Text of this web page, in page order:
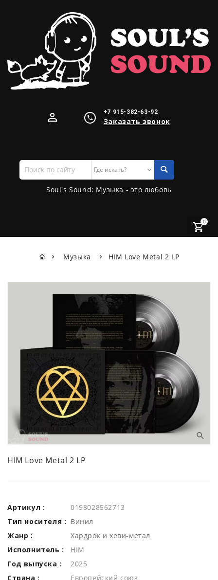
+7 915-382-63-92
Заказать звонок
Поиск
по
сайту
Soul's Sound: Музыка - это любовь
0
Музыка HIM Love Metal 2 LP
HIM Love Metal 2 LP
Артикул :
0198028562713
Тип носителя : Винил
Жанр :
Хардрок и хеви-метал
Исполнитель :
HIM
Год выпуска :
2025
Страна :
Европейский союз